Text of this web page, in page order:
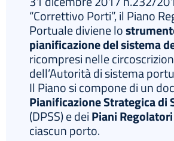
“Correttivo Porti”, il Piano
Portuale diviene lo
pianificazione del sistema
ricompresi nelle
dell’Autorità di sistema
Il Piano si compone di un
Pianificazione Strategica di
(DPSS) e deiPiani
ciascun porto.